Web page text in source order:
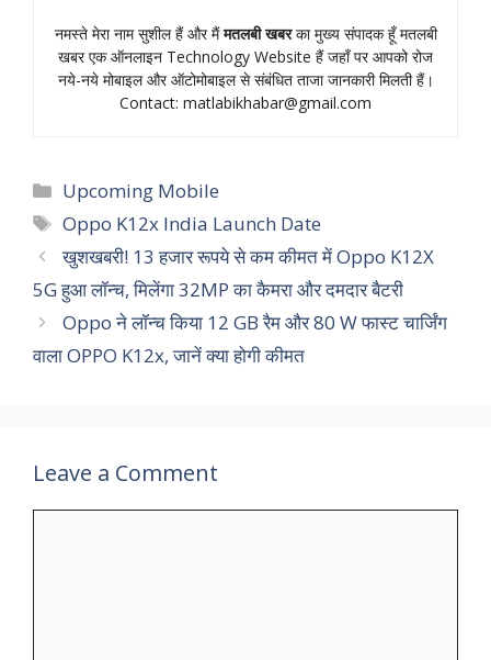
नमस्‍ते मेरा नाम सुशील हैं और मैंमतलबी खबरका मुख्‍य संपादक हूँ मतलबी
खबर एक ऑनलाइन Technology Website हैं जहॉं पर आपको रोज
नये-नये मोबाइल और ऑटोमोबाइल से संबंधित ताजा जानकारी मिलती हैं।
Contact: matlabikhabar@gmail.com
Categories
Upcoming Mobile
Tags
Oppo K12x India Launch Date
खुशखबरी! 13 हजार रूपये से कम कीमत में Oppo K12X
5G हुआ लॉन्‍च, मिलेंगा 32MP का कैमरा और दमदार बैटरी
Oppo ने लॉन्च किया 12 GB रैम और 80 W फास्ट चार्जिंग
वाला OPPO K12x, जानें क्‍या होगी कीमत
Leave a Comment